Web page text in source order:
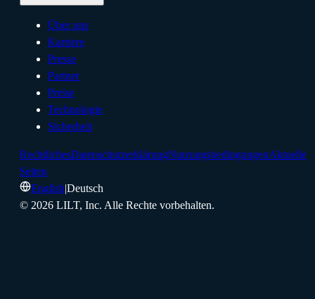
Über uns
Karriere
Presse
Partner
Preise
Technologie
Sicherheit
RechtlichesDatenschutzerklärungNutzungsbedingungenAktuelle
Seiten
English|Deutsch
© 2026 LILT, Inc. Alle Rechte vorbehalten.